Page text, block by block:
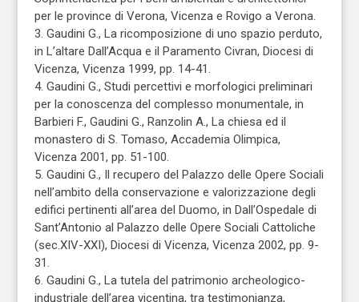
per le province di Verona, Vicenza e Rovigo a Verona.
3. Gaudini G., La ricomposizione di uno spazio perduto,
in L’altare Dall’Acqua e il Paramento Civran, Diocesi di
Vicenza, Vicenza 1999, pp. 14-41.
4. Gaudini G., Studi percettivi e morfologici preliminari
per la conoscenza del complesso monumentale, in
Barbieri F., Gaudini G., Ranzolin A., La chiesa ed il
monastero di S. Tomaso, Accademia Olimpica,
Vicenza 2001, pp. 51-100.
5. Gaudini G., Il recupero del Palazzo delle Opere Sociali
nell’ambito della conservazione e valorizzazione degli
edifici pertinenti all’area del Duomo, in Dall’Ospedale di
Sant’Antonio al Palazzo delle Opere Sociali Cattoliche
(sec.XIV-XXI), Diocesi di Vicenza, Vicenza 2002, pp. 9-
31.
6. Gaudini G., La tutela del patrimonio archeologico-
industriale dell’area vicentina, tra testimonianza,